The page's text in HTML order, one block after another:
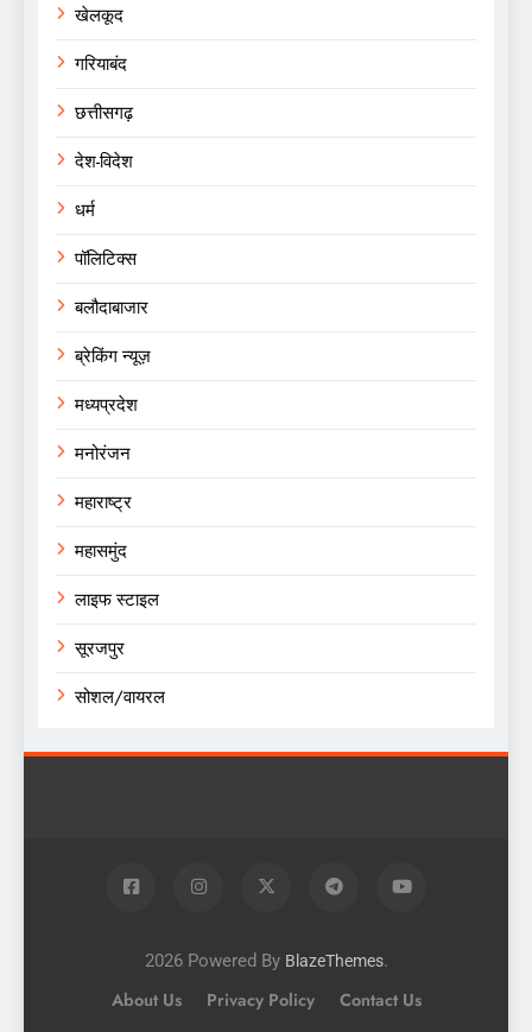
खेलकूद
गरियाबंद
छत्तीसगढ़
देश-विदेश
धर्म
पॉलिटिक्स
बलौदाबाजार
ब्रेकिंग न्यूज़
मध्यप्रदेश
मनोरंजन
महाराष्ट्र
महासमुंद
लाइफ स्टाइल
सूरजपुर
सोशल/वायरल
2026 Powered By BlazeThemes.
About Us Privacy Policy Contact Us